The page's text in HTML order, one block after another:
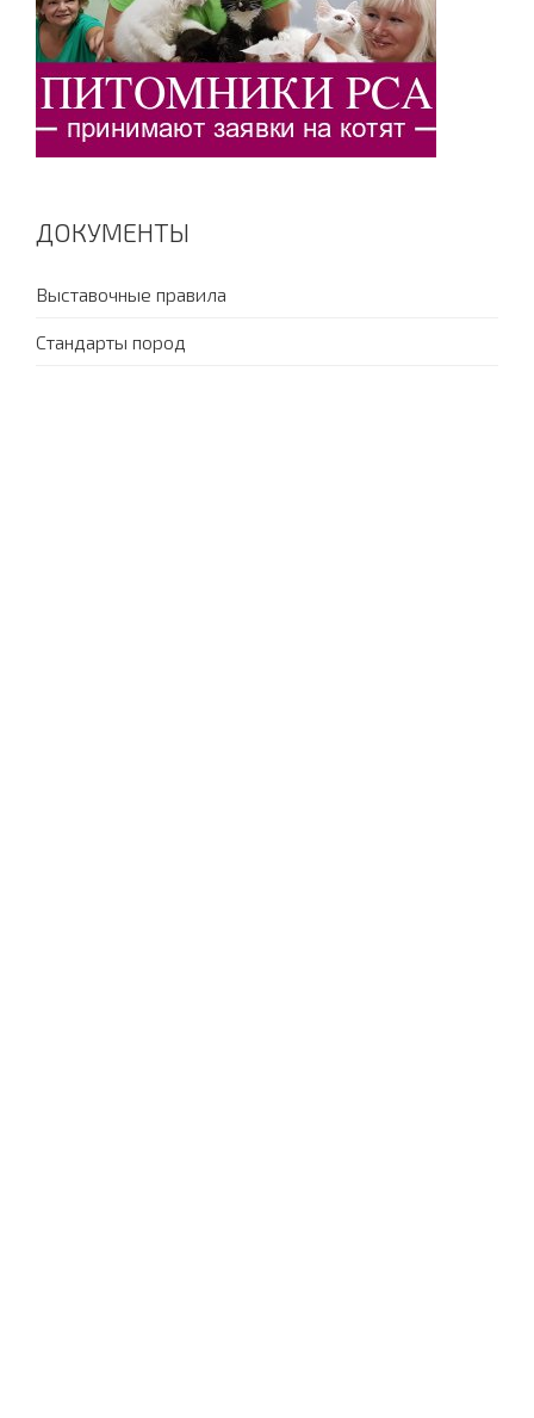
ДОКУМЕНТЫ
Выставочные правила
Стандарты пород